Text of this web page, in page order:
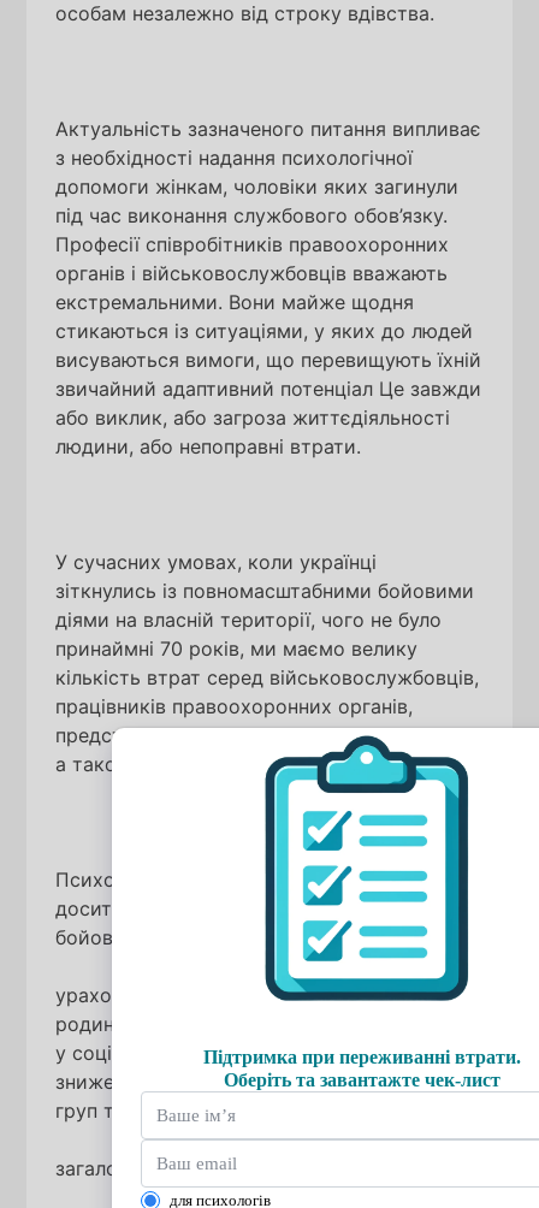
особам незалежно від строку вдівства.
Актуальність зазначеного питання випливає
з необхідності надання психологічної
допомоги жінкам, чоловіки яких загинули
під час виконання службового обов’язку.
Професії співробітників правоохоронних
органів і військовослужбовців вважають
екстремальними. Вони майже щодня
стикаються із ситуаціями, у яких до людей
висуваються вимоги, що перевищують їхній
звичайний адаптивний потенціал Це завжди
або виклик, або загроза життєдіяльності
людини, або непоправні втрати.
У сучасних умовах, коли українці
зіткнулись із повномасштабними бойовими
діями на власній території, чого не було
принаймні 70 років, ми маємо велику
кількість втрат серед військовослужбовців,
працівників правоохоронних органів,
представників Національної гвардії України,
а також серед мирних жителів.
Психологічний аналіз воєн свідчить про
досить специфічні розлади в учасників
бойових дій, а також,
ураховуючи процес «індукції», і в членів
родини, який з часом починає виявлятись
у соціальній структурі. Це призводить до
зниження якості життя окремих соціальних
груп та суспільства
загалом.